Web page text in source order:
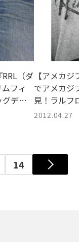
（ダ
フィ
デニ
【アメカ
でアメカジ
見！ラルフ
ジ・ラバー
しました
2012.04.27
14